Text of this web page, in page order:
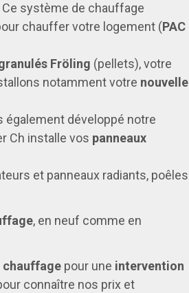
Ce système de chauffage
chauffer votre logement (PAC
Fröling (pellets), votre
notamment votre nouvelle
développé notre
Ch installe vos panneaux
et panneaux radiants, poêles
, en neuf comme en
pour une intervention
connaître nos prix et